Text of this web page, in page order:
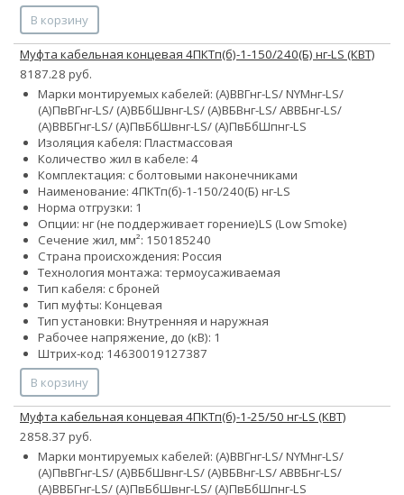
В корзину
Муфта кабельная концевая 4ПКТп(б)-1-150/240(Б) нг-LS (КВТ)
8187.28 руб.
Марки монтируемых кабелей: (А)ВВГнг-LS/ NYMнг-LS/
(А)ПвВГнг-LS/ (А)ВБбШвнг-LS/ (А)ВБВнг-LS/ АВВБнг-LS/
(А)ВВБГнг-LS/ (А)ПвБбШвнг-LS/ (А)ПвБбШпнг-LS
Изоляция кабеля: Пластмассовая
Количество жил в кабеле: 4
Комплектация: с болтовыми наконечниками
Наименование: 4ПКТп(б)-1-150/240(Б) нг-LS
Норма отгрузки: 1
Опции: нг (не поддерживает горение)LS (Low Smoke)
Сечение жил, мм²: 150185240
Страна происхождения: Россия
Технология монтажа: термоусаживаемая
Тип кабеля: с броней
Тип муфты: Концевая
Тип установки: Внутренняя и наружная
Рабочее напряжение, до (кВ): 1
Штрих-код: 14630019127387
В корзину
Муфта кабельная концевая 4ПКТп(б)-1-25/50 нг-LS (КВТ)
2858.37 руб.
Марки монтируемых кабелей: (А)ВВГнг-LS/ NYMнг-LS/
(А)ПвВГнг-LS/ (А)ВБбШвнг-LS/ (А)ВБВнг-LS/ АВВБнг-LS/
(А)ВВБГнг-LS/ (А)ПвБбШвнг-LS/ (А)ПвБбШпнг-LS